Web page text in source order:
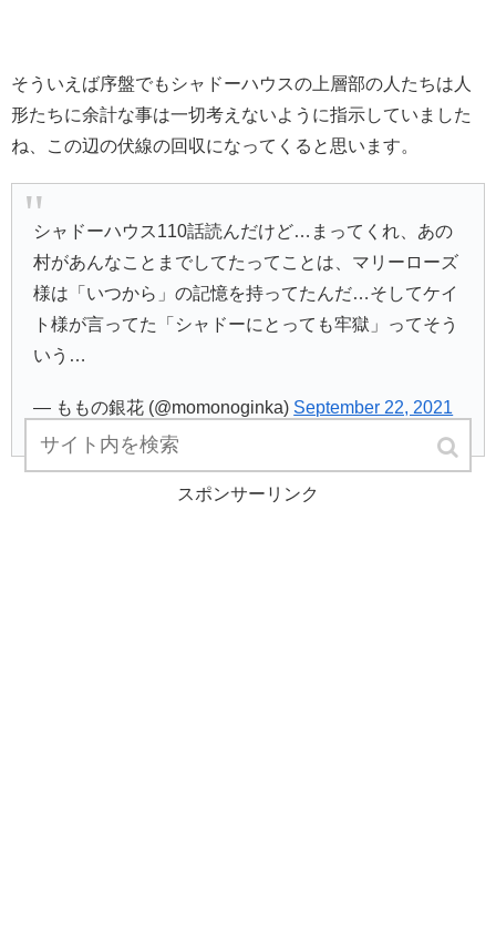
そういえば序盤でもシャドーハウスの上層部の人たちは人
形たちに余計な事は一切考えないように指示していました
ね、この辺の伏線の回収になってくると思います。
シャドーハウス110話読んだけど…まってくれ、あの
村があんなことまでしてたってことは、マリーローズ
様は「いつから」の記憶を持ってたんだ…そしてケイ
ト様が言ってた「シャドーにとっても牢獄」ってそう
いう…
— ももの銀花 (@momonoginka) September 22, 2021
スポンサーリンク